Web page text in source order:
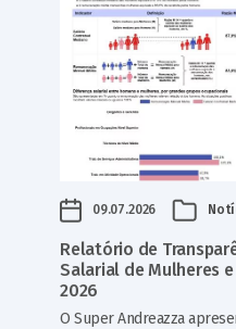
09.07.2026
Relatório de
Salarial de Mulheres
2026
O Super Andreazza